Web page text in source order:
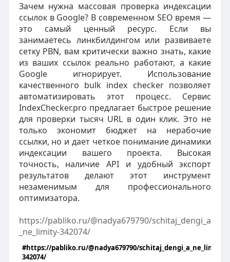
Зачем нужна массовая проверка индексации
ссылок в Google? В современном SEO время —
это самый ценный ресурс. Если вы
занимаетесь линкбилдингом или развиваете
сетку PBN, вам критически важно знать, какие
из ваших ссылок реально работают, а какие
Google игнорирует. Использование
качественного bulk index checker позволяет
автоматизировать этот процесс. Сервис
IndexChecker.pro предлагает быстрое решение
для проверки тысяч URL в один клик. Это не
только экономит бюджет на нерабочие
ссылки, но и дает четкое понимание динамики
индексации вашего проекта. Высокая
точность, наличие API и удобный экспорт
результатов делают этот инструмент
незаменимым для профессионального
оптимизатора.
https://pabliko.ru/@nadya679790/schitaj_dengi_a
_ne_limity-342074/
#https://pabliko.ru/@nadya679790/schitaj_dengi_a_ne_limity-
342074/